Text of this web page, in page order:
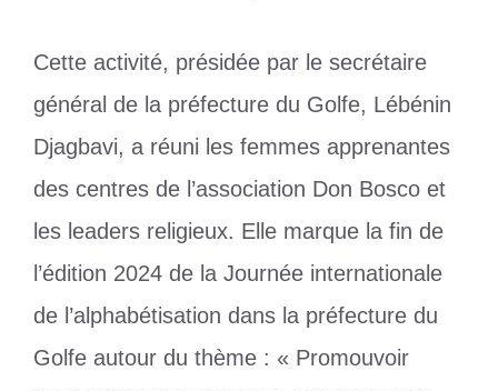
Cette activité, présidée par le secrétaire
général de la préfecture du Golfe, Lébénin
Djagbavi, a réuni les femmes apprenantes
des centres de l’association Don Bosco et
les leaders religieux. Elle marque la fin de
l’édition 2024 de la Journée internationale
de l’alphabétisation dans la préfecture du
Golfe autour du thème : « Promouvoir